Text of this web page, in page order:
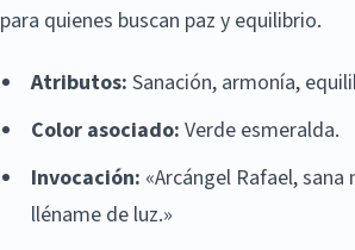
para quienes buscan paz y equilibrio.
Atributos: Sanación, armonía,
Color asociado: Verde esmeralda.
Invocación: «Arcángel Rafael, sana
lléname de luz.»